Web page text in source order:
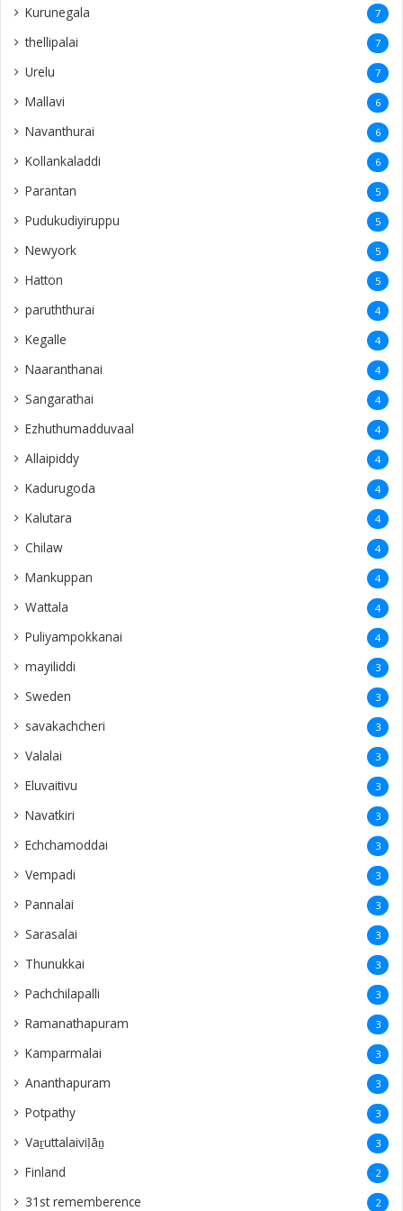
Kurunegala 7
thellipalai 7
Urelu 7
Mallavi 6
Navanthurai 6
Kollankaladdi 6
Parantan 5
Pudukudiyiruppu 5
Newyork 5
Hatton 5
paruththurai 4
Kegalle 4
Naaranthanai 4
Sangarathai 4
Ezhuthumadduvaal 4
Allaipiddy 4
Kadurugoda 4
Kalutara 4
Chilaw 4
Mankuppan 4
Wattala 4
Puliyampokkanai 4
mayiliddi 3
Sweden 3
savakachcheri 3
Valalai 3
Eluvaitivu 3
Navatkiri 3
Echchamoddai 3
Vempadi 3
Pannalai 3
Sarasalai 3
Thunukkai 3
Pachchilapalli 3
Ramanathapuram 3
Kamparmalai 3
Ananthapuram 3
‎Potpathy 3
Vaṟuttalaiviḷāṉ 3
Finland 2
31st rememberence 2